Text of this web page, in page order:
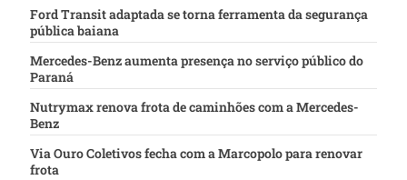
Ford Transit adaptada se torna ferramenta da segurança
pública baiana
Mercedes-Benz aumenta presença no serviço público do
Paraná
Nutrymax renova frota de caminhões com a Mercedes-
Benz
Via Ouro Coletivos fecha com a Marcopolo para renovar
frota